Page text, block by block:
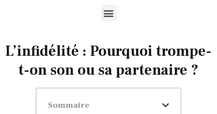
L’infidélité : Pourquoi trompe-
t-on son ou sa partenaire ?
Sommaire